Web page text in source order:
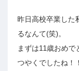
昨日高校卒業した
るなんて(笑)。
まずは11歳おめ
つやくでしたね！